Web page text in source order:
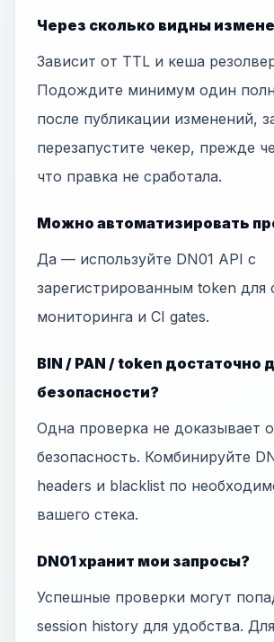
Через сколько видны
Зависит от TTL и кеша
Подождите минимум один
после публикации изменений,
перезапустите чекер, прежде
что правка не сработала.
Можно автоматизировать
Да — используйте DN01 API с
зарегистрированным token для
мониторинга и CI gates.
BIN / PAN / token достаточно
безопасности?
Одна проверка не доказывает
безопасность. Комбинируйте
headers и blacklist по
вашего стека.
DN01 хранит мои запросы?
Успешные проверки могут
session history для удобства. Для